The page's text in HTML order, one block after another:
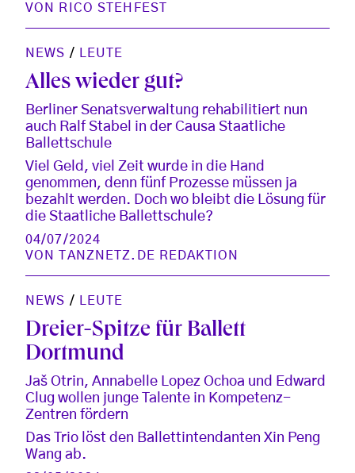
VON
RICO STEHFEST
NEWS / LEUTE
Alles wieder gut?
Berliner Senatsverwaltung rehabilitiert nun
auch Ralf Stabel in der Causa Staatliche
Ballettschule
Viel Geld, viel Zeit wurde in die Hand
genommen, denn fünf Prozesse müssen ja
bezahlt werden. Doch wo bleibt die Lösung für
die Staatliche Ballettschule?
04/07/2024
VON
TANZNETZ.DE REDAKTION
NEWS / LEUTE
Dreier-Spitze für Ballett
Dortmund
Jaš Otrin, Annabelle Lopez Ochoa und Edward
Clug wollen junge Talente in Kompetenz-
Zentren fördern
Das Trio löst den Ballettintendanten Xin Peng
Wang ab.